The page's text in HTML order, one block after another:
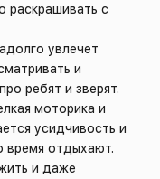
раскрашивать с
увлечет
и
ребят и зверят.
моторика и
усидчивость и
время отдыхают.
и даже